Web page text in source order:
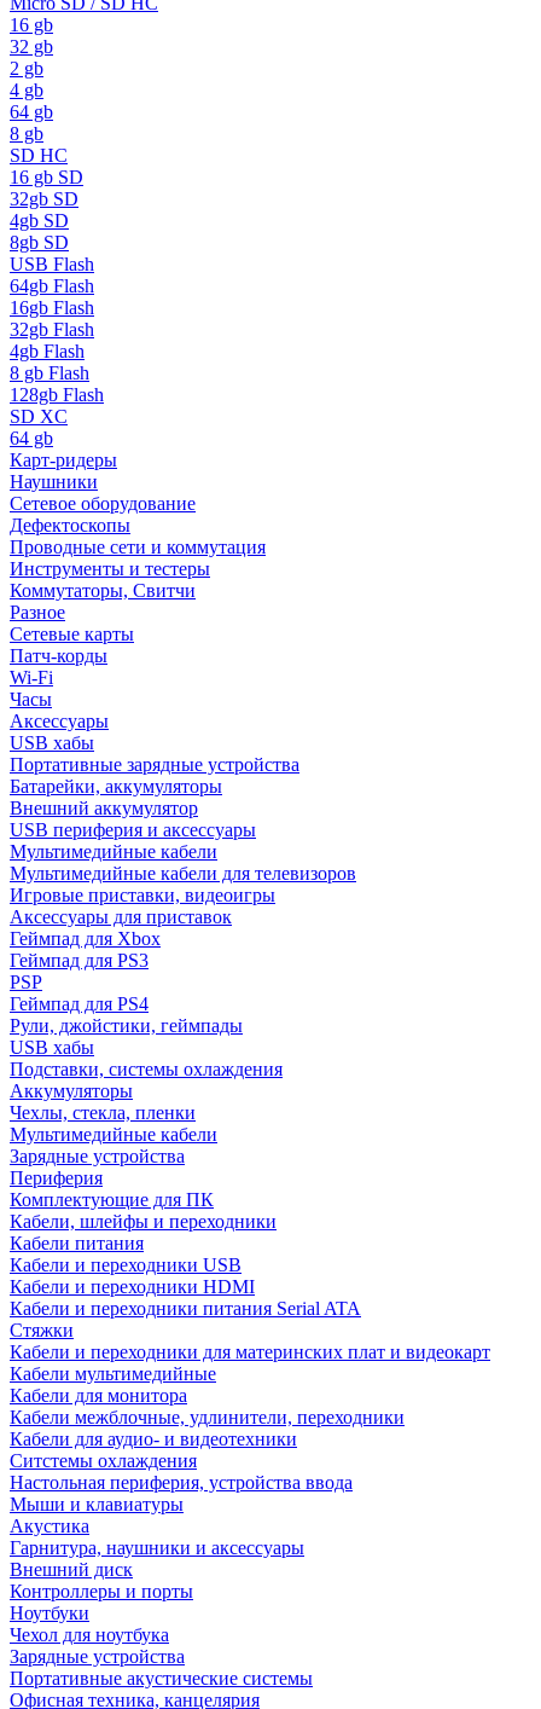
16 gb
32 gb
2 gb
4 gb
64 gb
8 gb
SD HC
16 gb SD
32gb SD
4gb SD
8gb SD
USB Flash
64gb Flash
16gb Flash
32gb Flash
4gb Flash
8 gb Flash
128gb Flash
SD XC
64 gb
Карт-ридеры
Наушники
Сетевое оборудование
Дефектоскопы
Проводные сети и коммутация
Инструменты и тестеры
Коммутаторы, Свитчи
Разное
Сетевые карты
Патч-корды
Wi-Fi
Часы
Аксессуары
USB хабы
Портативные зарядные устройства
Батарейки, аккумуляторы
Внешний аккумулятор
USB периферия и аксессуары
Мультимедийные кабели
Мультимедийные кабели для телевизоров
Игровые приставки, видеоигры
Аксессуары для приставок
Геймпад для Xbox
Геймпад для PS3
PSP
Геймпад для PS4
Рули, джойстики, геймпады
USB хабы
Подставки, системы охлаждения
Аккумуляторы
Чехлы, стекла, пленки
Мультимедийные кабели
Зарядные устройства
Периферия
Комплектующие для ПК
Кабели, шлейфы и переходники
Кабели питания
Кабели и переходники USB
Кабели и переходники HDMI
Кабели и переходники питания Serial ATA
Стяжки
Кабели и переходники для материнских плат и видеокарт
Кабели мультимедийные
Кабели для монитора
Кабели межблочные, удлинители, переходники
Кабели для аудио- и видеотехники
Ситстемы охлаждения
Настольная периферия, устройства ввода
Мыши и клавиатуры
Акустика
Гарнитура, наушники и аксессуары
Внешний диск
Контроллеры и порты
Ноутбуки
Чехол для ноутбука
Зарядные устройства
Портативные акустические системы
Офисная техника, канцелярия